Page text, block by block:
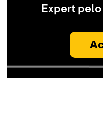
Expert pelo